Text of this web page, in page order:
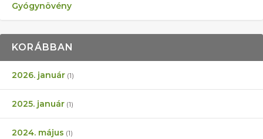
Gyógynövény
KORÁBBAN
2026. január (1)
2025. január (1)
2024. május (1)